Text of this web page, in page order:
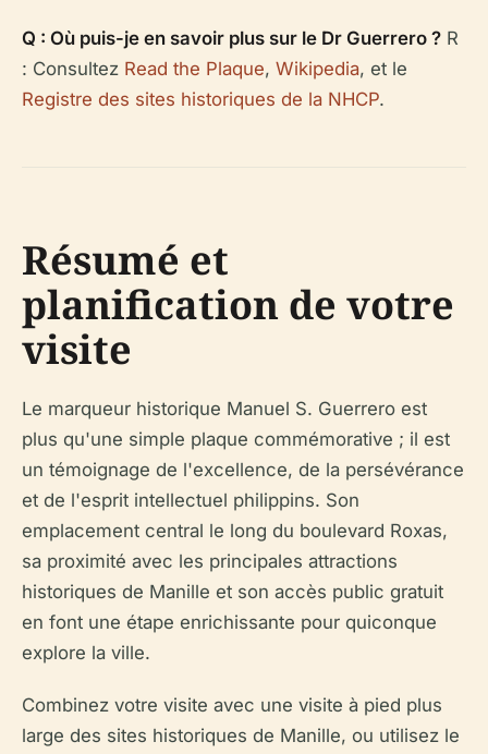
Q : Où puis-je en savoir plus sur le Dr Guerrero ? R
: Consultez Read the Plaque, Wikipedia, et le
Registre des sites historiques de la NHCP.
Résumé et
planification de votre
visite
Le marqueur historique Manuel S. Guerrero est
plus qu'une simple plaque commémorative ; il est
un témoignage de l'excellence, de la persévérance
et de l'esprit intellectuel philippins. Son
emplacement central le long du boulevard Roxas,
sa proximité avec les principales attractions
historiques de Manille et son accès public gratuit
en font une étape enrichissante pour quiconque
explore la ville.
Combinez votre visite avec une visite à pied plus
large des sites historiques de Manille, ou utilisez le